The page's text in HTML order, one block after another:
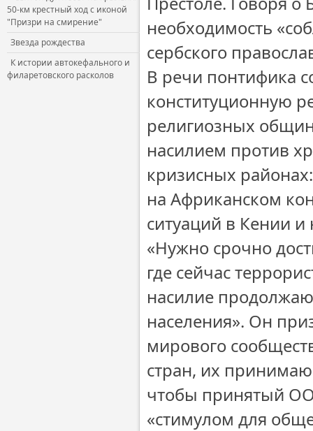
50-км крестный ход с иконой
"Призри на смирение"
Звезда рождества
К истории автокефального и
филаретовского расколов
необходимость
сербского
В речи понтифика
конституционную
религиозных
насилием против
кризисных
на Африканском
ситуаций в Кении и
«Нужно срочно
где сейчас
насилие
населения». Он
мирового
стран, их
чтобы принятый
«стимулом для